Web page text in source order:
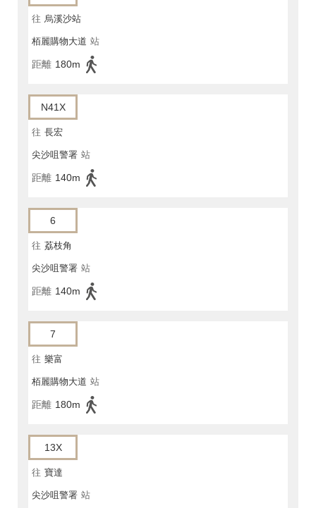
往 烏溪沙站
栢麗購物大道 站
距離 180m
N41X
往 長宏
尖沙咀警署 站
距離 140m
6
往 荔枝角
尖沙咀警署 站
距離 140m
7
往 樂富
栢麗購物大道 站
距離 180m
13X
往 寶達
尖沙咀警署 站